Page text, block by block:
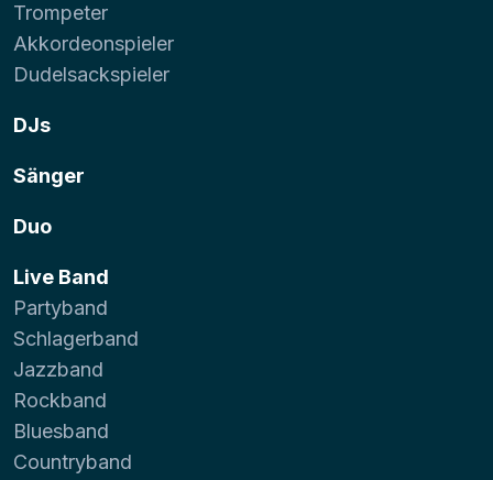
Trompeter
Akkordeonspieler
Dudelsackspieler
DJs
Sänger
Duo
Live Band
Partyband
Schlagerband
Jazzband
Rockband
Bluesband
Countryband